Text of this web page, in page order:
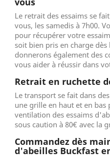
Le retrait des essaims se
vous, les samedis à 7h00.
pour récupérer votre
soit bien pris en charge
donnerons également des
vous aider à réussir dans
Retrait en ruchette
Le transport se fait dans
une grille en haut et en
ventilation des essaims
sous caution à 80€ avec la
Commandez dès
d'abeilles Buckfast